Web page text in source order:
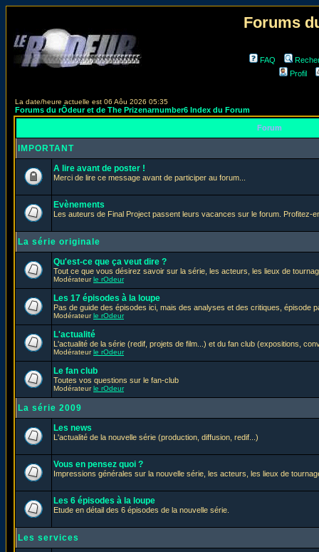
Forums
FAQ
Profil
La date/heure actuelle est 06 Aôu 2026 05:35
Forums du rÔdeur et de The Prizenarnumber6 Index du Forum
Forum
IMPORTANT
A lire avant de poster !
Merci de lire ce message avant de participer au forum...
Evènements
Les auteurs de Final Project passent leurs vacances sur le forum. Profitez-
La série originale
Qu'est-ce que ça veut dire ?
Tout ce que vous désirez savoir sur la série, les acteurs, les lieux de
Modérateurle rOdeur
Les 17 épisodes à la loupe
Pas de guide des épisodes ici, mais des analyses et des critiques, épisode
Modérateurle rOdeur
L'actualité
L'actualité de la série (redif, projets de film...) et du fan club (expositions,
Modérateurle rOdeur
Le fan club
Toutes vos questions sur le fan-club
Modérateurle rOdeur
La série 2009
Les news
L'actualité de la nouvelle série (production, diffusion, redif...)
Vous en pensez quoi ?
Impressions générales sur la nouvelle série, les acteurs, les lieux de
Les 6 épisodes à la loupe
Etude en détail des 6 épisodes de la nouvelle série.
Les services